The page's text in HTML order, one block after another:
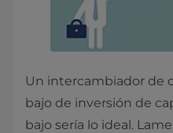
Un intercambiador de
bajo de inversión de
bajo sería lo ideal.